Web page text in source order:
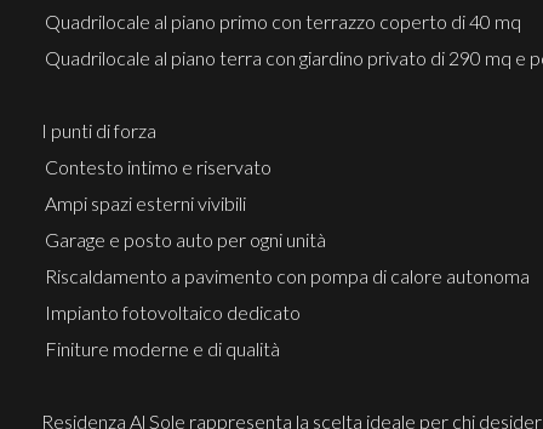
 Quadrilocale al piano primo con terrazzo coperto di 40 mq
 Quadrilocale al piano terra con giardino privato di 290 mq e
I punti di forza
 Contesto intimo e riservato
 Ampi spazi esterni vivibili
 Garage e posto auto per ogni unità
 Riscaldamento a pavimento con pompa di calore autonoma
 Impianto fotovoltaico dedicato
 Finiture moderne e di qualità
Residenza Al Sole rappresenta la scelta ideale per chi